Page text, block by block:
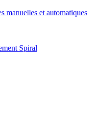
manuelles et automatiques
Spiral